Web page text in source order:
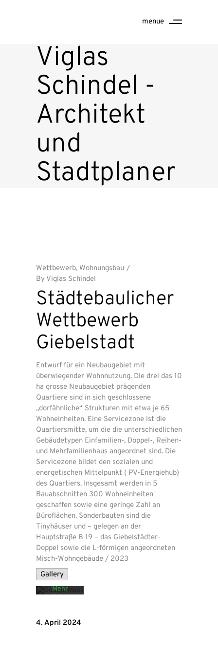
menue
Viglas
Schindel -
Architekt
und
Stadtplaner
Wettbewerb, Wohnungsbau
By Viglas Schindel
Städtebaulicher
Wettbewerb
Giebelstadt
Entwurf für ein Neubaugebiet mit
überwiegender Wohnnutzung. Die drei das 10
ha grosse Neubaugebiet prägenden
Quartiere sind in sich geschlossene
„dorfähnliche“ Strukturen mit etwa je 65
Wohneinheiten. Eine Servicezone ist die
Quartiersmitte, um die die unterschiedlichen
Gebäudetypen Einfamilien-, Doppel-, Reihen-
und Mehrfamilienhaus angeordnet sind. Die
Servicezone bildet den sozialen und
energetischen Mittelpunkt ( PV-Energiehub)
des Quartiers. Insgesamt werden in 5
Bauabschnitten 300 Wohneinheiten
geschaffen sowie eine geringe Zahl an
Büroflächen. Sonderbauten sind die
Tinyhäuser und – gelegen an der
Hauptstraße B 19 – das Giebelstädter-
Doppel sowie die L-förmigen angeordneten
Misch-Wohngebäude / 2023
Gallery
Mit dem
Laden der
Karte
akzeptieren
Sie die
Datenschutzerklärung
von
Google.
Mehr
erfahren
laden
4. April 2024